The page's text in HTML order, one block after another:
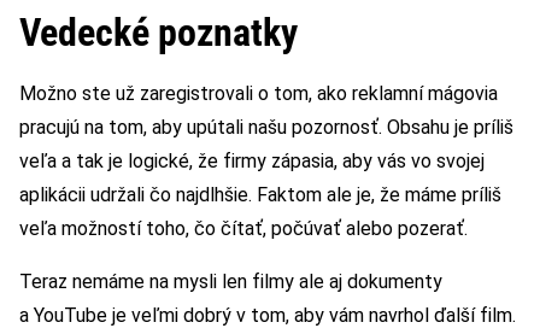
Vedecké poznatky
Možno ste už zaregistrovali o tom, ako reklamní mágovia
pracujú na tom, aby upútali našu pozornosť. Obsahu je príliš
veľa a tak je logické, že firmy zápasia, aby vás vo svojej
aplikácii udržali čo najdlhšie. Faktom ale je, že máme príliš
veľa možností toho, čo čítať, počúvať alebo pozerať.
Teraz nemáme na mysli len filmy ale aj dokumenty
a YouTube je veľmi dobrý v tom, aby vám navrhol ďalší film.